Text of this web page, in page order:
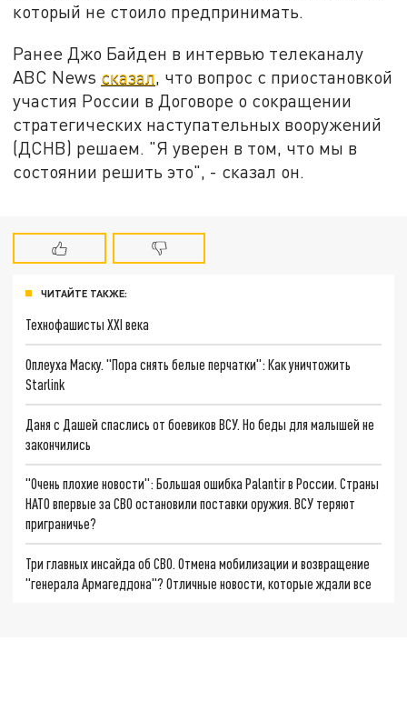
который не стоило предпринимать.
Ранее Джо Байден в интервью телеканалу
ABC News сказал, что вопрос с приостановкой
участия России в Договоре о сокращении
стратегических наступательных вооружений
(ДСНВ) решаем. "Я уверен в том, что мы в
состоянии решить это", - сказал он.
ЧИТАЙТЕ ТАКЖЕ:
Технофашисты XXI века
Оплеуха Маску. "Пора снять белые перчатки": Как уничтожить
Starlink
Даня с Дашей спаслись от боевиков ВСУ. Но беды для малышей не
закончились
"Очень плохие новости": Большая ошибка Palantir в России. Страны
НАТО впервые за СВО остановили поставки оружия. ВСУ теряют
приграничье?
Три главных инсайда об СВО. Отмена мобилизации и возвращение
"генерала Армагеддона"? Отличные новости, которые ждали все